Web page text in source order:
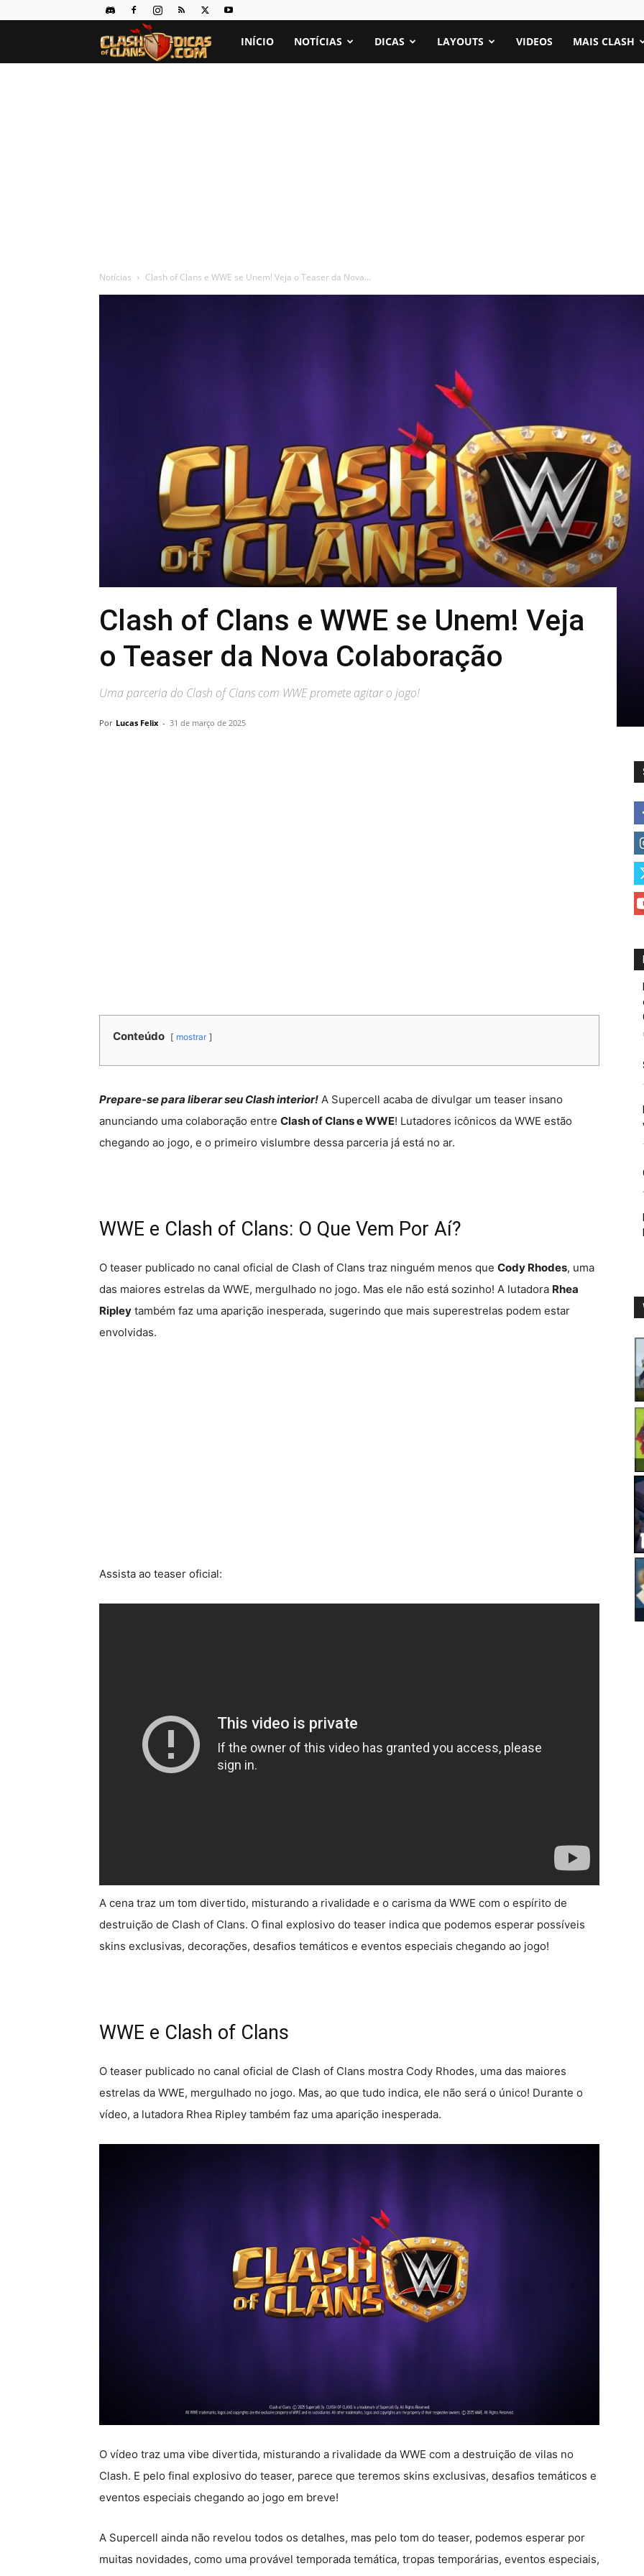
Clash
INÍCIO NOTÍCIAS DICAS LAYOUTS VIDEOS MAIS CLASH
Notícias Clash of Clans e WWE se Unem! Veja o Teaser da Nova...
Clash of Clans e WWE se Unem! Veja
o Teaser da Nova Colaboração
Uma parceria do Clash of Clans com WWE promete agitar o jogo!
Por Lucas Felix - 31 de março de 2025
Conteúdo mostrar
Prepare-se para liberar seu Clash interior! A Supercell acaba de divulgar um teaser insano
anunciando uma colaboração entre Clash of Clans e WWE! Lutadores icônicos da WWE estão
chegando ao jogo, e o primeiro vislumbre dessa parceria já está no ar.
WWE e Clash of Clans: O Que Vem Por Aí?
O teaser publicado no canal oficial de Clash of Clans traz ninguém menos que Cody Rhodes, uma
das maiores estrelas da WWE, mergulhado no jogo. Mas ele não está sozinho! A lutadora Rhea
Ripley também faz uma aparição inesperada, sugerindo que mais superestrelas podem estar
envolvidas.
Assista ao teaser oficial:
A cena traz um tom divertido, misturando a rivalidade e o carisma da WWE com o espírito de
destruição de Clash of Clans. O final explosivo do teaser indica que podemos esperar possíveis
skins exclusivas, decorações, desafios temáticos e eventos especiais chegando ao jogo!
WWE e Clash of Clans
O teaser publicado no canal oficial de Clash of Clans mostra Cody Rhodes, uma das maiores
estrelas da WWE, mergulhado no jogo. Mas, ao que tudo indica, ele não será o único! Durante o
vídeo, a lutadora Rhea Ripley também faz uma aparição inesperada.
O vídeo traz uma vibe divertida, misturando a rivalidade da WWE com a destruição de vilas no
Clash. E pelo final explosivo do teaser, parece que teremos skins exclusivas, desafios temáticos e
eventos especiais chegando ao jogo em breve!
A Supercell ainda não revelou todos os detalhes, mas pelo tom do teaser, podemos esperar por
muitas novidades, como uma provável temporada temática, tropas temporárias, eventos especiais,